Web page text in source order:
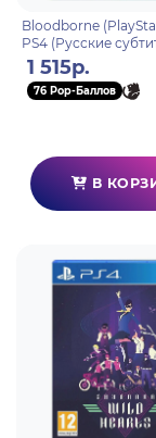
Bloodborne
PS4 (Русские
1 515р.
76 Pop-Баллов
В